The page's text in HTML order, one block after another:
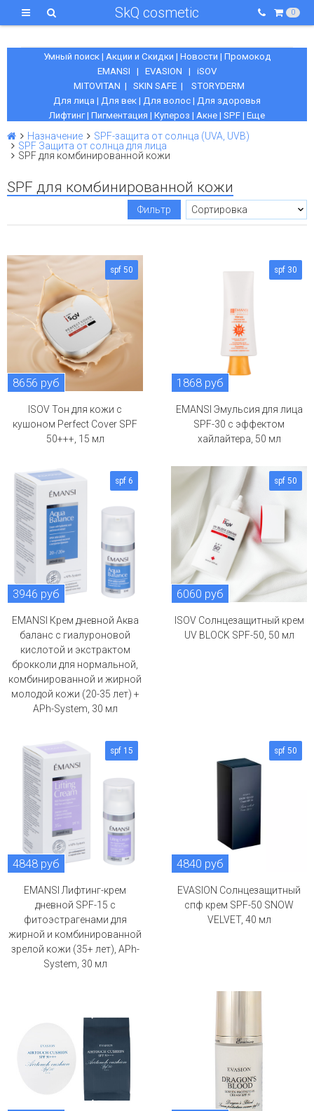
SkQ cosmetic 0
Умный поиск| Акции и Скидки | Новости | Промокод
EMANSI | EVASION | iSOV
MITOVITAN | SKIN SAFE | STORYDERM
Для лица | Для век | Для волос | Для здоровья
Лифтинг| Пигментация | Купероз | Акне | SPF | Еще
Назначение
SPF-защита от солнца (UVA, UVB)
SPF Защита от солнца для лица
SPF для комбинированной кожи
SPF для комбинированной кожи
Фильтр
spf 50
8656 руб
ISOV Тон для кожи с
кушоном Perfect Cover SPF
50+++, 15 мл
spf 30
1868 руб
EMANSI Эмульсия для лица
SPF-30 с эффектом
хайлайтера, 50 мл
spf 6
3946 руб
EMANSI Крем дневной Аква
баланс с гиалуроновой
кислотой и экстрактом
брокколи для нормальной,
комбинированной и жирной
молодой кожи (20-35 лет) +
APh-System, 30 мл
spf 50
6060 руб
ISOV Солнцезащитный крем
UV BLOCK SPF-50, 50 мл
spf 15
4848 руб
EMANSI Лифтинг-крем
дневной SPF-15 с
фитоэстрагенами для
жирной и комбинированной
зрелой кожи (35+ лет), APh-
System, 30 мл
spf 50
4840 руб
EVASION Солнцезащитный
спф крем SPF-50 SNOW
VELVET, 40 мл